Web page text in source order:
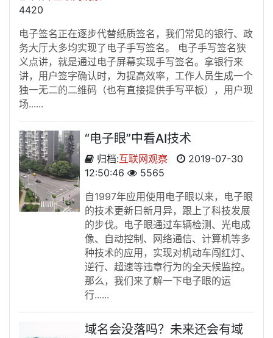
4420
电子签名正在逐步代替纸质签名，我们常见的银行、政
务大厅大多均实现了电子手写签名。 电子手写签名狭
义点讲，就是通过电子屏幕实现手写签名。拿银行来
讲，用户签字确认时，为提高效率，工作人员生成一个
独一无二的二维码（也有直接提供手写平板），用户现
场......
“电子眼”中看AI技术
归档:互联网观察
2019-07-30
12:50:46
5565
自1997年应用使用电子眼以来，电子眼
的技术更新日新月异，跟上了科技发展
的步伐。电子眼通过车辆检测、光电成
像、自动控制、网络通信、计算机等多
种技术的应用，实现对机动车闯红灯、
逆行、超速等违章行为的全天候监控。
那么，我们来了解一下电子眼的运
行......
域名会没落吗？未来还会有域